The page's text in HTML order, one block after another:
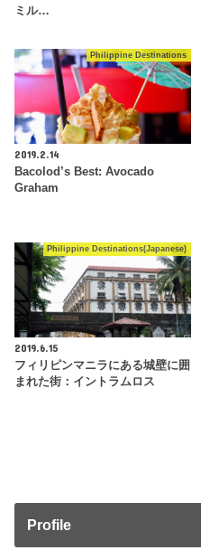
ミル…
Philippine Destinations
2019.2.14
Bacolod’s Best: Avocado
Graham
Philippine Destinations(Japanese)
2019.6.15
フィリピンマニラにある城壁に囲
まれた街：イントラムロス
Profile